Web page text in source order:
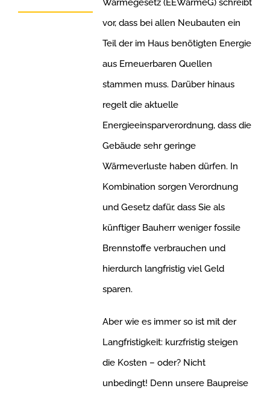
vor, dass bei allen Neubauten ein
Teil der im Haus benötigten Energie
aus Erneuerbaren Quellen
stammen muss. Darüber hinaus
regelt die aktuelle
Energieeinsparverordnung, dass die
Gebäude sehr geringe
Wärmeverluste haben dürfen. In
Kombination sorgen Verordnung
und Gesetz dafür, dass Sie als
künftiger Bauherr weniger fossile
Brennstoffe verbrauchen und
hierdurch langfristig viel Geld
sparen.
Aber wie es immer so ist mit der
Langfristigkeit: kurzfristig steigen
die Kosten – oder? Nicht
unbedingt! Denn unsere Baupreise